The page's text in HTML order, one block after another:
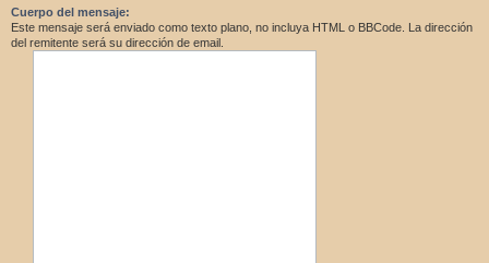
Cuerpo del mensaje:
Este mensaje será enviado como texto plano, no incluya HTML o BBCode. La dirección
del remitente será su dirección de email.